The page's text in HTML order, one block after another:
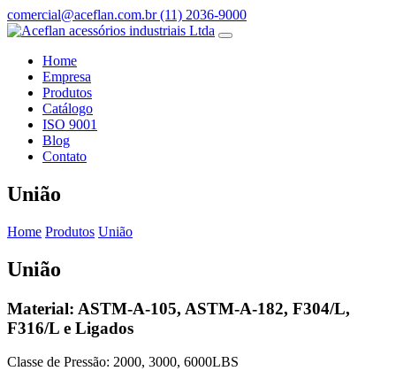
comercial@aceflan.com.br(11) 2036-9000
Home
Empresa
Produtos
Catálogo
ISO 9001
Blog
Contato
União
Home Produtos União
União
Material: ASTM-A-105, ASTM-A-182, F304/L,
F316/L e Ligados
Classe de Pressão: 2000, 3000, 6000LBS